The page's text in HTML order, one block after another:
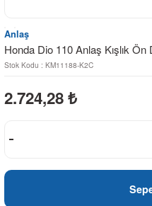
Anlaş
Honda Dio 110 Anlaş Kışlık
Stok Kodu : KM11188-K2C
2.724,28 ₺